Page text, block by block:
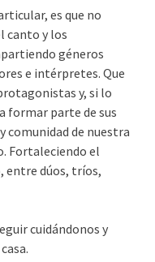
es que no
canto y los
géneros
e intérpretes. Que
y, si lo
formar parte de sus
comunidad de nuestra
Fortaleciendo el
entre dúos, tríos,
cuidándonos y